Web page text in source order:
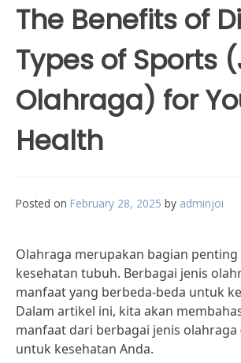
The Benefits of
Types of Sports
Olahraga) for
Health
Posted on February 28, 2025 by adminjoi
Olahraga merupakan bagian
kesehatan tubuh. Berbagai jenis
manfaat yang berbeda-beda untuk
Dalam artikel ini, kita akan
manfaat dari berbagai jenis
untuk kesehatan Anda.